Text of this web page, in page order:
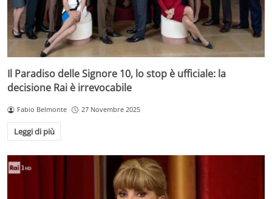
Il Paradiso delle Signore 10, lo stop è ufficiale: la
decisione Rai è irrevocabile
Fabio Belmonte 27 Novembre 2025
Leggi di più